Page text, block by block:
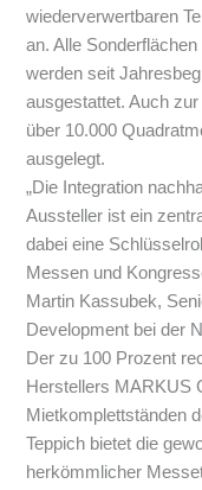
wiederverwertbaren
an. Alle
werden seit
ausgestattet. Auch
über 10.000
ausgelegt.
„Die Integration
Aussteller ist ein
dabei eine
Messen und
Martin Kassubek,
Development bei der
Der zu 100 Prozent
Herstellers MARKUS
Mietkomplettständen
Teppich bietet die
herkömmlicher